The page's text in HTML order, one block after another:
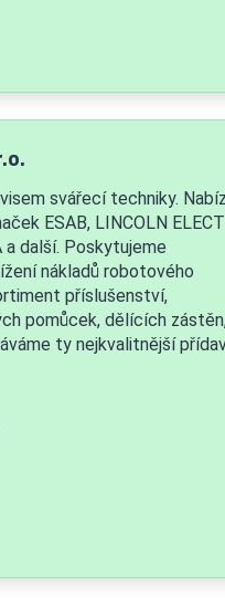
svářecí techniky.
ESAB, LINCOLN
a další. Poskytujeme
nákladů robotového
příslušenství,
pomůcek, dělících
ty nejkvalitnější